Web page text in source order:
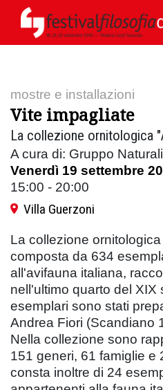
mostre e installazioni
Vite impagliate
La collezione ornitologica
A cura di: Gruppo
Venerdì 19 settembre
15:00 - 20:00
Villa Guerzoni
La collezione
composta da 634
all'avifauna italiana,
nell'ultimo quarto del XIX
esemplari sono stati
Andrea Fiori (Scandiano
Nella collezione sono
151 generi, 61 famiglie e
consta inoltre di 24